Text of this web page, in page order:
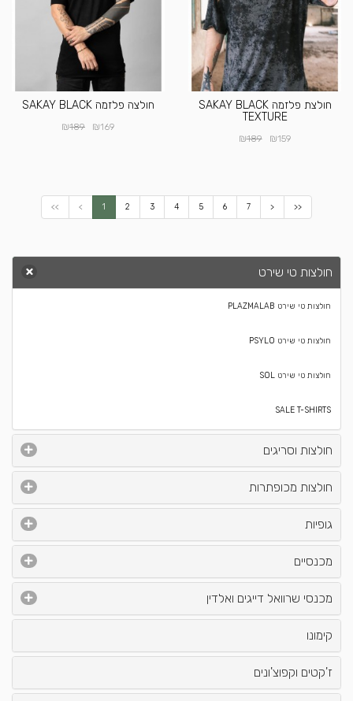
חולצת פלזמה SAKAY BLACK
TEXTURE
₪159
₪189
חולצה פלזמה SAKAY BLACK
₪169
₪189
<< < 1 2 3 4 5 6 7 > >>
חולצות טי שירט
חולצות טי שירט PLAZMALAB
חולצות טי שירט PSYLO
חולצות טי שירט SOL
SALE T-SHIRTS
חולצות וסריגים
חולצות מכופתרות
גופיות
מכנסיים
מכנסי שרוואל דייגים ואלדין
קימונו
ז'קטים וקפוצ'ונים